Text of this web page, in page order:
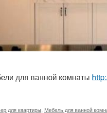
для ванной комнаты
для квартиры Мебель для ванной